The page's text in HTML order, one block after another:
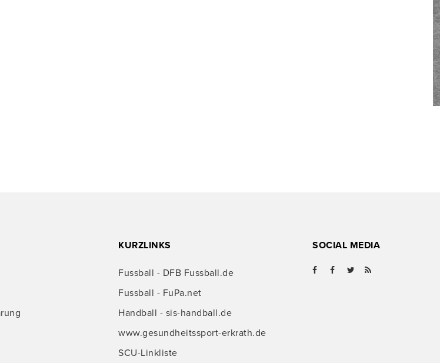
KURZLINKS
Fussball - DFB Fussball.de
Fussball - FuPa.net
Handball - sis-handball.de
www.gesundheitssport-erkrath.de
SCU-Linkliste
SOCIAL MEDIA